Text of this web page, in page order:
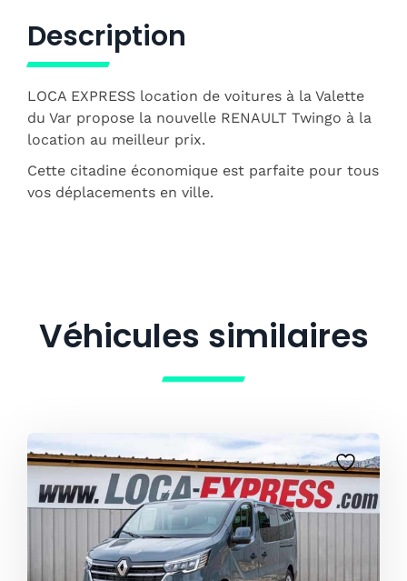
Description
LOCA EXPRESS location de voitures à la Valette
du Var propose la nouvelle RENAULT Twingo à la
location au meilleur prix.
Cette citadine économique est parfaite pour tous
vos déplacements en ville.
Véhicules similaires